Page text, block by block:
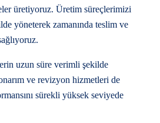
üretiyoruz. Üretim süreçlerimizi
yöneterek zamanında teslim ve
uzun süre verimli şekilde
ve revizyon hizmetleri de
sürekli yüksek seviyede